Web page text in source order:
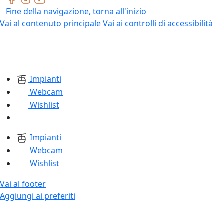
Fine della navigazione, torna all'inizio
Vai al contenuto principaleVai ai controlli di accessibilità
Impianti
Webcam
Wishlist
Impianti
Webcam
Wishlist
Vai al footer
Aggiungi ai preferiti